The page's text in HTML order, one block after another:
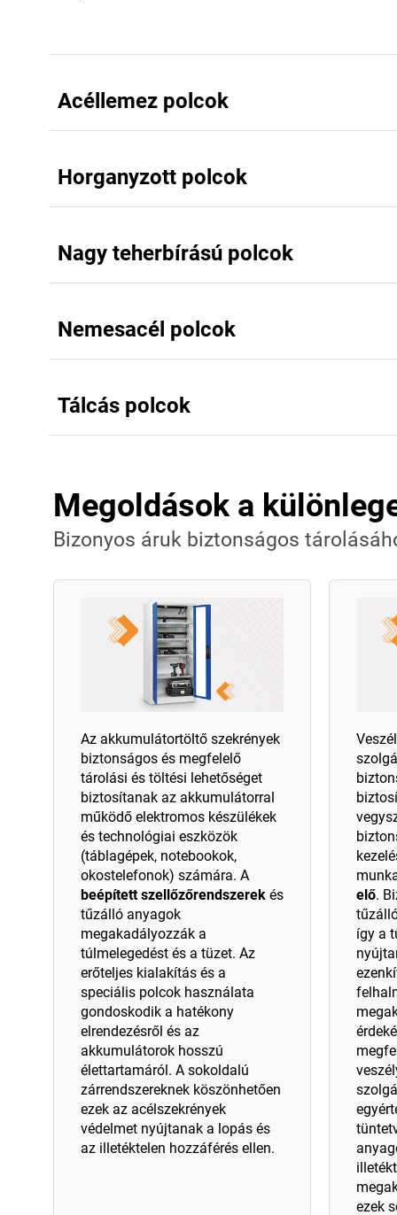
Acéllemez polcok
Horganyzott polcok
Nagy teherbírású polcok
Nemesacél polcok
Tálcás polcok
Megoldások a
Bizonyos áruk biztonságos
Az akkumulátortöltő szekrények
biztonságos és megfelelő
tárolási és töltési lehetőséget
biztosítanak az akkumulátorral
működő elektromos készülékek
és technológiai eszközök
(táblagépek, notebookok,
okostelefonok) számára. A
beépített szellőzőrendszerek és
tűzálló anyagok
megakadályozzák a
túlmelegedést és a tüzet. Az
erőteljes kialakítás és a
speciális polcok használata
gondoskodik a hatékony
elrendezésről és az
akkumulátorok hosszú
élettartamáról. A sokoldalú
zárrendszereknek köszönhetően
ezek az acélszekrények
védelmet nyújtanak a lopás és
az illetéktelen hozzáférés ellen.
elő.
így a
ezek